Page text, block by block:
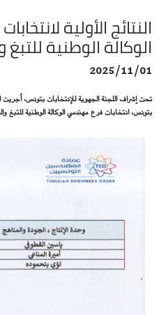
النتائج الأولية
الوكالة الوطنية للتبغ
2025/11/01
بتونس، انتخابات فرع مهندسي الوكالة الوطنية للتبغ